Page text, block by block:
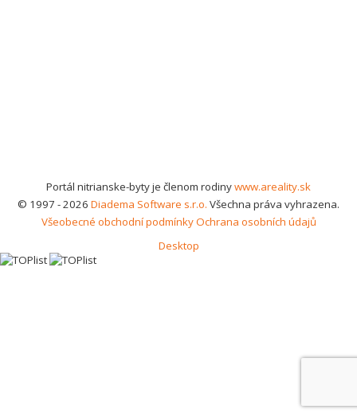
Portál nitrianske-byty je členom rodinywww.areality.sk
© 1997 - 2026 Diadema Software s.r.o. Všechna práva vyhrazena.
Všeobecné obchodní podmínkyOchrana osobních údajů
Desktop